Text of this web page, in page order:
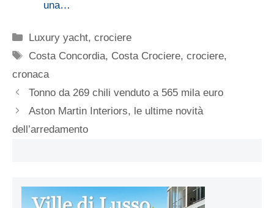
una…
Categorie
Luxury yacht, crociere
Tag
Costa Concordia, Costa Crociere,crociere,
cronaca
Tonno da 269 chili venduto a 565 mila euro
Aston Martin Interiors, le ultime novità
dell’arredamento